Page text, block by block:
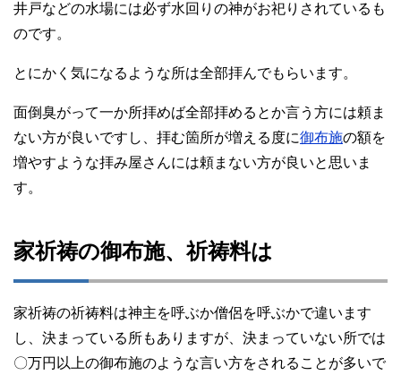
井戸などの水場には必ず水回りの神がお祀りされているも
のです。
とにかく気になるような所は全部拝んでもらいます。
面倒臭がって一か所拝めば全部拝めるとか言う方には頼ま
ない方が良いですし、拝む箇所が増える度に御布施の額を
増やすような拝み屋さんには頼まない方が良いと思いま
す。
家祈祷の御布施、祈祷料は
家祈祷の祈祷料は神主を呼ぶか僧侶を呼ぶかで違います
し、決まっている所もありますが、決まっていない所では
〇万円以上の御布施のような言い方をされることが多いで